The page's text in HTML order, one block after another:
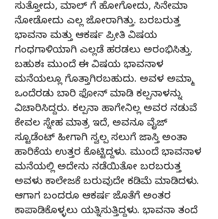
ಸುತ್ತೋದು, ಮಾಲ್ ಗೆ ಹೋಗೋದು, ಸಿನೇಮಾ
ನೋಡೋದು ಎಲ್ಲ ಜೋರಾಗಿತ್ತು. ಬರಬರುತ್ತ
ಭಾವನಾ ಮತ್ತು ಆಕರ್ಷ ಪ್ರೀತಿ ವಿಷಯ
ಗಂಧಗಾಳಿಯಾಗಿ ಎಲ್ಲಡೆ ಹರಡಲು ಅರಂಭಿಸಿತ್ತು.
ಬಹುಶಃ ಮುಂದೆ ಈ ವಿಷಯ ಭಾವನಾಳ
ಮನೆಯಲ್ಲೂ ಗೊತ್ತಾಗಿರಬಹುದು. ಅವಳ ಅಮ್ಮಾ
ಒಂದೆರಡು ಬಾರಿ ಫೋನ್‌ ಮಾಡಿ ಕಲ್ಪನಾಳನ್ನು
ವಿಚಾರಿಸಿದ್ದರು. ಕಲ್ಪನಾ ಹಾಗೇನಿಲ್ಲ ಅವರ ನಡುವೆ
ಕೇವಲ ಸ್ನೇಹ ಮಾತ್ರ ಇದೆ, ಅವನೂ ವೈಜ್
ಸ್ಟೂಡೆಂಟ್ ಹೀಗಾಗಿ ಸ್ವಲ್ಪ ಸಲುಗೆ ಜಾಸ್ತಿ ಅಂತಾ
ಹಾರಿಕೆಯ ಉತ್ತರ ಕೊಟ್ಟಿದ್ದಳು. ಮುಂದೆ ಭಾವನಾಳ
ಮನೆಯಲ್ಲಿ ಅದೇನು ನಡೆಯಿತೋ ಬರಬರುತ್ತ
ಅವಳು ಕಾಲೇಜಕೆ ಬರುವುದೇ ಕಡಿಮೆ ಮಾಡಿದಳು.
ಆಗಾಗ ಬಂದರೂ ಆಕರ್ಷ ಜೊತೆಗೆ ಅಂತರ
ಕಾಪಾಡಿಕೊಳ್ಳಲು ಯತ್ನಿಸುತ್ತಿದ್ದಳು. ಭಾವನಾ ತಂದೆ